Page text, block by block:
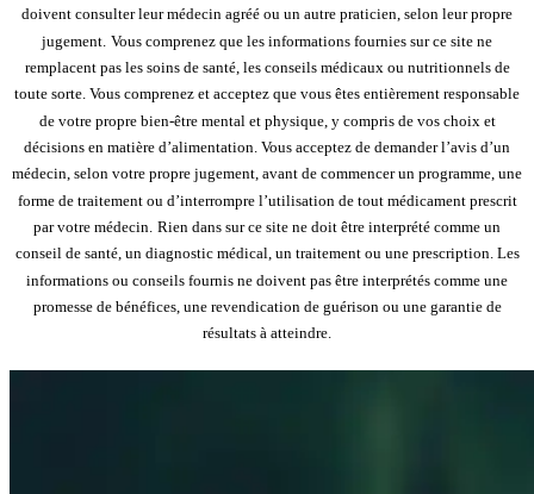
doivent consulter leur médecin agréé ou un autre praticien, selon leur propre
jugement. Vous comprenez que les informations fournies sur ce site ne
remplacent pas les soins de santé, les conseils médicaux ou nutritionnels de
toute sorte. Vous comprenez et acceptez que vous êtes entièrement responsable
de votre propre bien-être mental et physique, y compris de vos choix et
décisions en matière d’alimentation. Vous acceptez de demander l’avis d’un
médecin, selon votre propre jugement, avant de commencer un programme, une
forme de traitement ou d’interrompre l’utilisation de tout médicament prescrit
par votre médecin. Rien dans sur ce site ne doit être interprété comme un
conseil de santé, un diagnostic médical, un traitement ou une prescription. Les
informations ou conseils fournis ne doivent pas être interprétés comme une
promesse de bénéfices, une revendication de guérison ou une garantie de
résultats à atteindre.